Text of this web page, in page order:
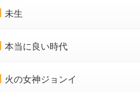
未生
本当に良い時代
火の女神ジョンイ